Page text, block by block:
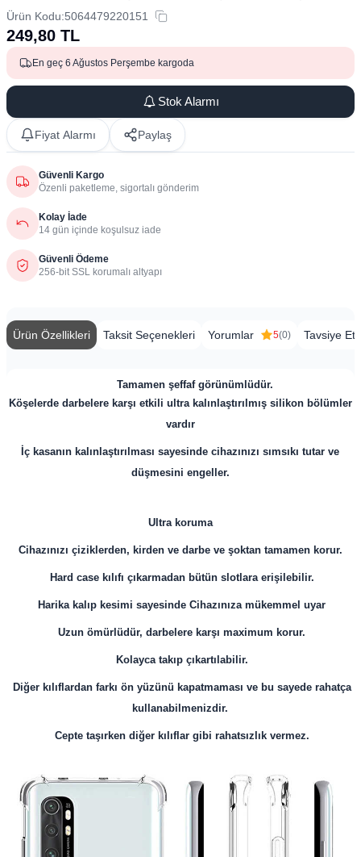
Ürün Kodu:5064479220151
249,80 TL
En geç 6 Ağustos Perşembe kargoda
Stok Alarmı
Fiyat Alarmı Paylaş
Güvenli Kargo
Özenli paketleme, sigortalı gönderim
Kolay İade
14 gün içinde koşulsuz iade
Güvenli Ödeme
256-bit SSL korumalı altyapı
Ürün Özellikleri Taksit Seçenekleri Yorumlar 5(0) Tavsiye Et
Tamamen şeffaf görünümlüdür.
Köşelerde darbelere karşı etkili ultra kalınlaştırılmış silikon bölümler
vardır
İç kasanın kalınlaştırılması sayesinde cihazınızı sımsıkı tutar ve
düşmesini engeller.
Ultra koruma
Cihazınızı çiziklerden, kirden ve darbe ve şoktan tamamen korur.
Hard case kılıfı çıkarmadan bütün slotlara erişilebilir.
Harika kalıp kesimi sayesinde Cihazınıza mükemmel uyar
Uzun ömürlüdür, darbelere karşı maximum korur.
Kolayca takıp çıkartılabilir.
Diğer kılıflardan farkı ön yüzünü kapatmaması ve bu sayede rahatça
kullanabilmenizdir.
Cepte taşırken diğer kılıflar gibi rahatsızlık vermez.